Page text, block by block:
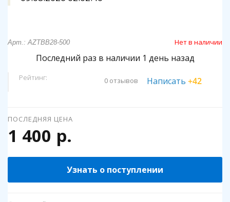
Арт.: AZTBB28-500 Нет в наличии
Последний раз в наличии 1 день назад
Рейтинг: 0 отзывов Написать +42
ПОСЛЕДНЯЯ ЦЕНА
1 400 р.
Узнать о поступлении